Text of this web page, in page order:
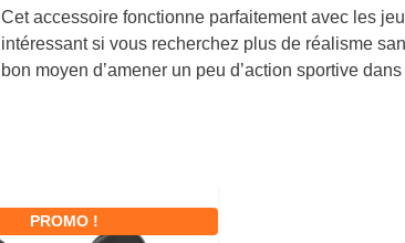
Cet accessoire fonctionne parfaitement avec les
intéressant si vous recherchez plus de réalisme
bon moyen d’amener un peu d’action sportive
PROMO !